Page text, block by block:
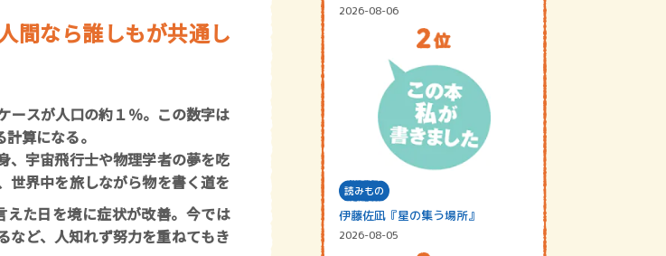
間なら誰しもが共通し
ースが人口の約１％。この数字は
算になる。
、宇宙飛行士や物理学者の夢を吃
世界中を旅しながら物を書く道を
えた日を境に症状が改善。今では
など、人知れず努力を重ねてもき
2026-08-06
読みもの
伊藤佐凪『星の集う場所』
2026-08-05